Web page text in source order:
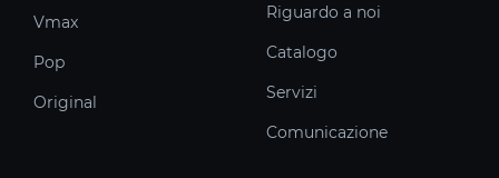
Vmax
Pop
Original
Riguardo a noi
Catalogo
Servizi
Comunicazione